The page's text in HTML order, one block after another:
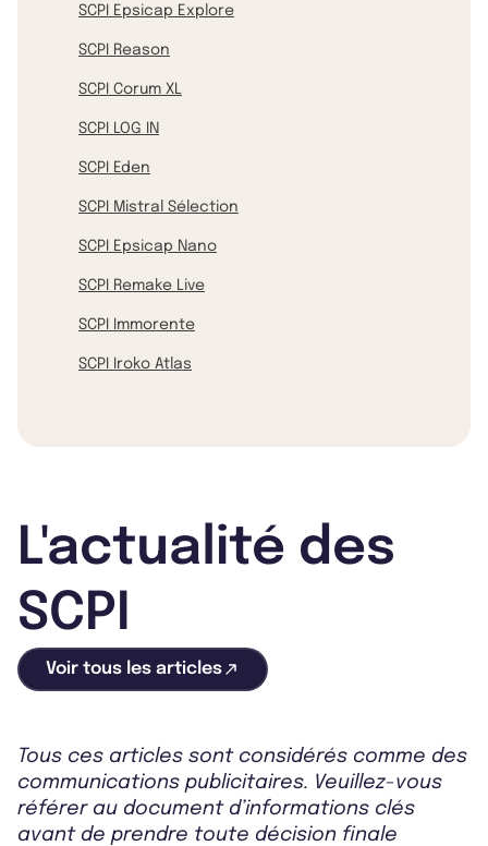
SCPI Epsicap Explore
SCPI Reason
SCPI Corum XL
SCPI LOG IN
SCPI Eden
SCPI Mistral Sélection
SCPI Epsicap Nano
SCPI Remake Live
SCPI Immorente
SCPI Iroko Atlas
L'actualité des
SCPI
Voir tous les articles
Tous ces articles sont considérés comme des
communications publicitaires. Veuillez-vous
référer au document d’informations clés
avant de prendre toute décision finale